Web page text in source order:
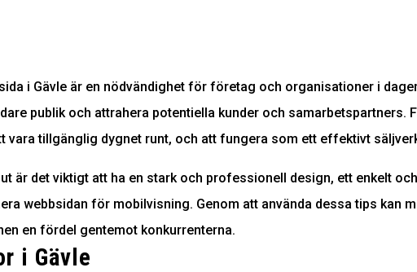
i Gävle är en nödvändighet för företag och organisationer i
publik och attrahera potentiella kunder och samarbetspartners.
vara tillgänglig dygnet runt, och att fungera som ett effektivt
är det viktigt att ha en stark och professionell design, ett enkelt
webbsidan för mobilvisning. Genom att använda dessa tips kan
en fördel gentemot konkurrenterna.
i Gävle